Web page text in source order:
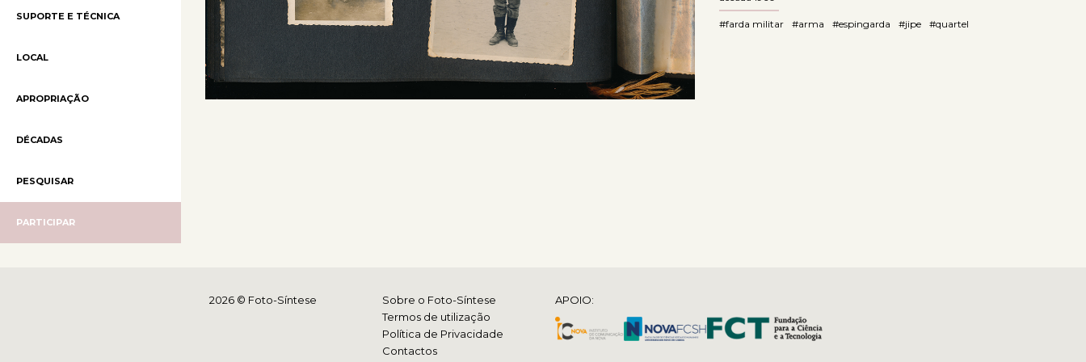
SUPORTE E TÉCNICA
LOCAL
APROPRIAÇÃO
DÉCADAS
PESQUISAR
PARTICIPAR
#farda militar #arma #espingarda #jipe #quartel
Sobre o Foto-Síntese
Termos de utilização
Política de Privacidade
Contactos
APOIO:
2026 © Foto-Síntese